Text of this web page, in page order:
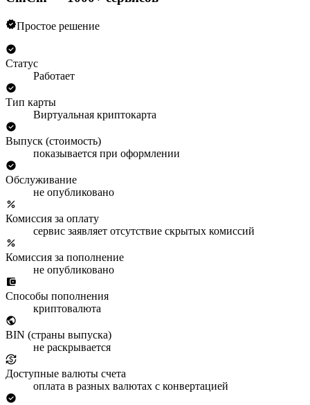
Простое решение
Статус
Работает
Тип карты
Виртуальная криптокарта
Выпуск (стоимость)
показывается при оформлении
Обслуживание
не опубликовано
Комиссия за оплату
сервис заявляет отсутствие скрытых комиссий
Комиссия за пополнение
не опубликовано
Способы пополнения
криптовалюта
BIN (страны выпуска)
не раскрывается
Доступные валюты счета
оплата в разных валютах с конвертацией